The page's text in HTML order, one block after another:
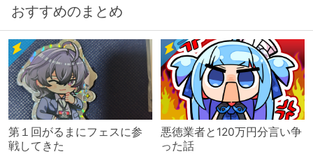
おすすめのまとめ
第１回がるまにフェスに参
戦してきた
悪徳業者と120万円分言い争
った話